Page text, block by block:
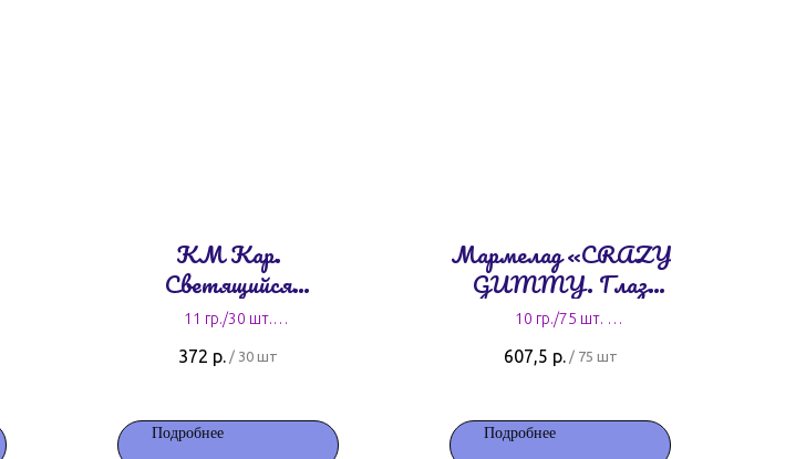
КМ Кар.
Свeтящийся
Скелетон 11 гр.
11 гр./30 шт.
372 р. / 30 шт
Подробнее
Мармелад «CRAZY
GUMMY. Глаз
зомби»
10 гр./75 шт.
607,5 р. / 75 шт
Подробнее